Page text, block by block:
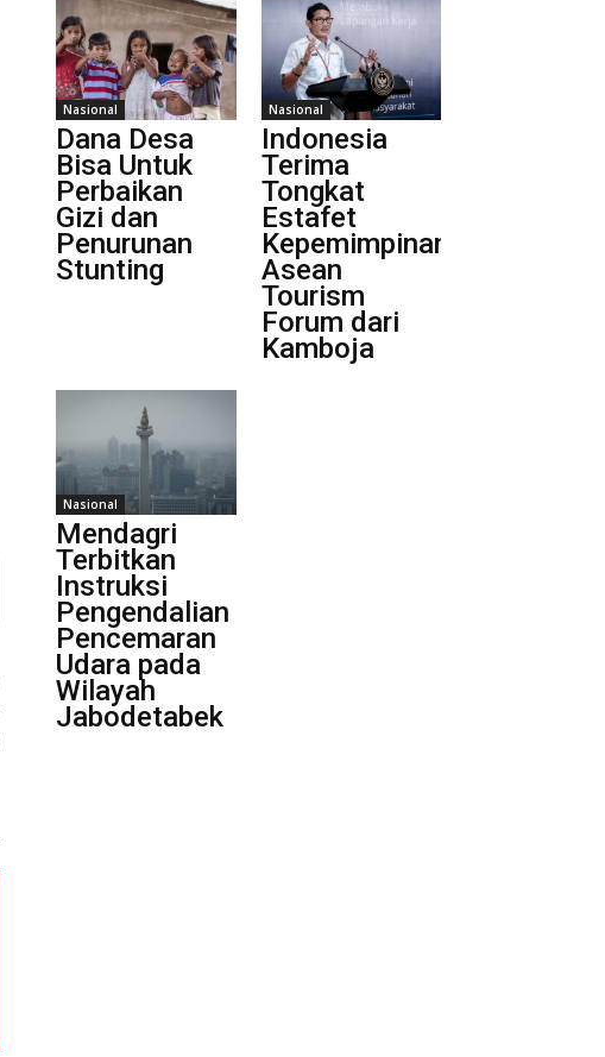
Nasional
Dana Desa
Bisa Untuk
Perbaikan
Gizi dan
Penurunan
Stunting
Nasional
Indonesia
Terima
Tongkat
Estafet
Kepemimpinan
Asean
Tourism
Forum dari
Kamboja
Nasional
Mendagri
Terbitkan
Instruksi
Pengendalian
Pencemaran
Udara pada
Wilayah
Jabodetabek